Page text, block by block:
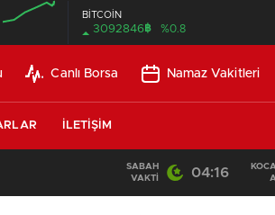
BİTCOİN
3092846฿ %0.8
Canlı Borsa Namaz Vakitleri
İLETIŞIM
21:21 / Günlük Okuma
SABAH
VAKTI
04:16